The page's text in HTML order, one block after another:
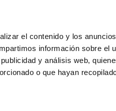
el contenido y los
información sobre el
y análisis web,
o que hayan